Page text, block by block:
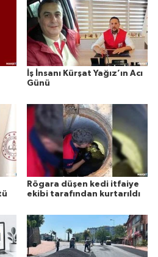
İş İnsanı Kürşat Yağız’ın Acı
Günü
Rögara düşen kedi itfaiye
ekibi tarafından kurtarıldı